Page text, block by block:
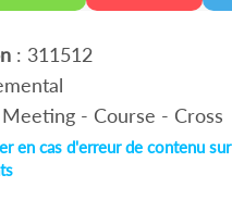
: 311512
- Course - Cross
en cas d'erreur de contenu sur